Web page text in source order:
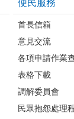
便民服務
首長信箱
意見交流
各項申請作業
表格下載
調解委員會
民眾抱怨處理